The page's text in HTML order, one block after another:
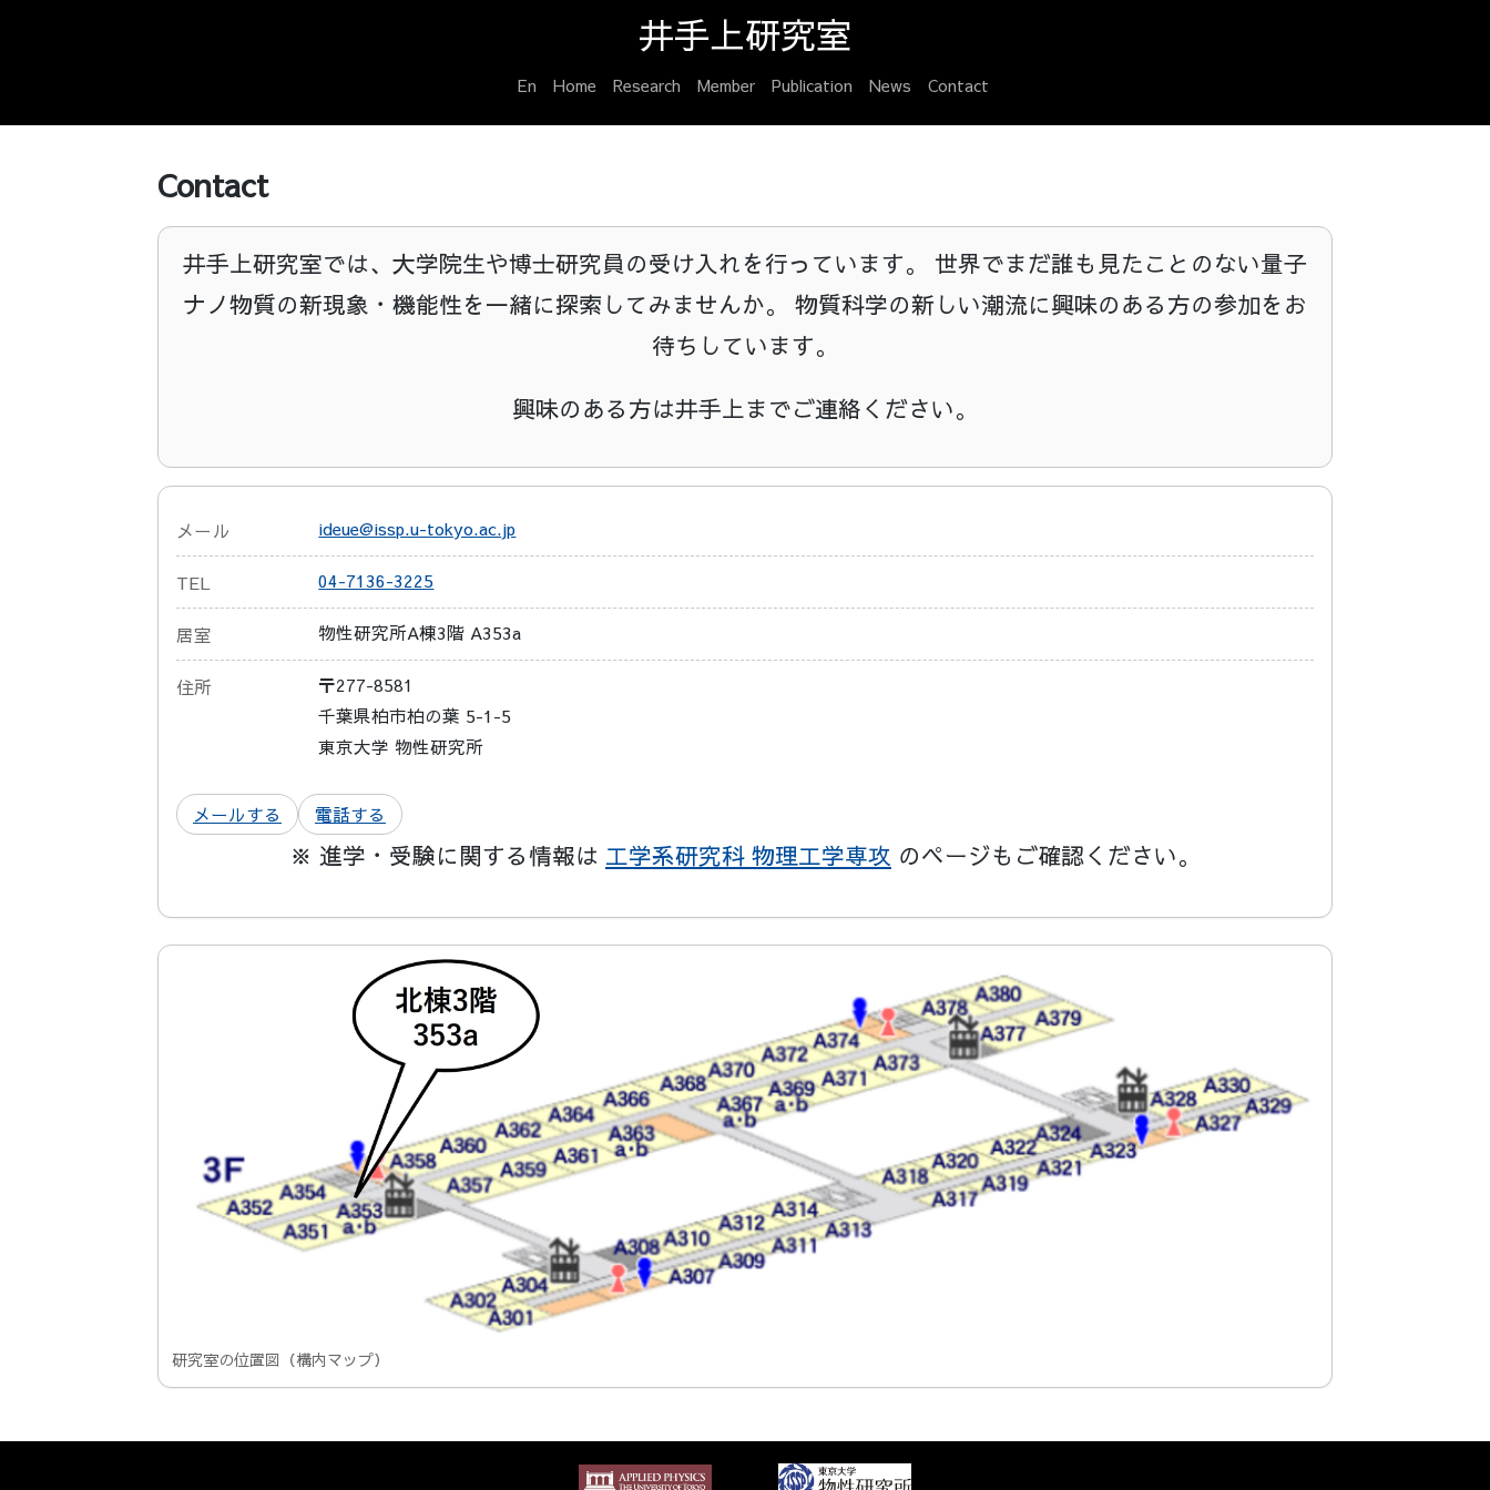
井手上研究室
En Home Research Member Publication News Contact
Contact
井手上研究室では、大学院生や博士研究員の受け入れを行っています。 世界でまだ誰も見たことのない量子
ナノ物質の新現象・機能性を一緒に探索してみませんか。 物質科学の新しい潮流に興味のある方の参加をお
待ちしています。
興味のある方は井手上までご連絡ください。
メール ideue@issp.u-tokyo.ac.jp
TEL 04-7136-3225
居室 物性研究所A棟3階 A353a
住所
〒277-8581
千葉県柏市柏の葉 5-1-5
東京大学 物性研究所
メールする 電話する
※ 進学・受験に関する情報は 工学系研究科 物理工学専攻 のページもご確認ください。
研究室の位置図（構内マップ）